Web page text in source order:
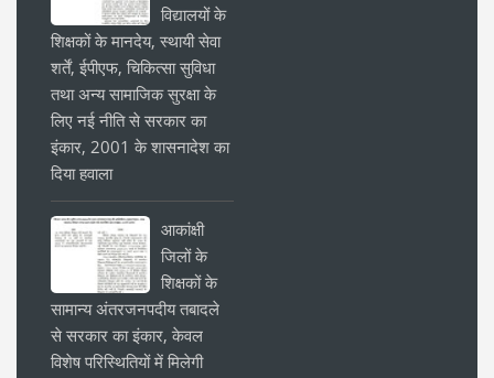
विद्यालयों के
शिक्षकों के मानदेय, स्थायी सेवा
शर्तें, ईपीएफ, चिकित्सा सुविधा
तथा अन्य सामाजिक सुरक्षा के
लिए नई नीति से सरकार का
इंकार, 2001 के शासनादेश का
दिया हवाला
आकांक्षी
जिलों के
शिक्षकों के
सामान्य अंतरजनपदीय तबादले
से सरकार का इंकार, केवल
विशेष परिस्थितियों में मिलेगी